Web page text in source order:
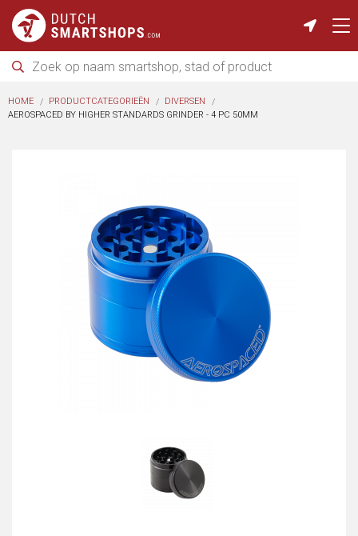
HOME PRODUCTCATEGORIEËN
DIVERSEN
AEROSPACED BY HIGHER STANDARDS GRINDER - 4 PC 50MM